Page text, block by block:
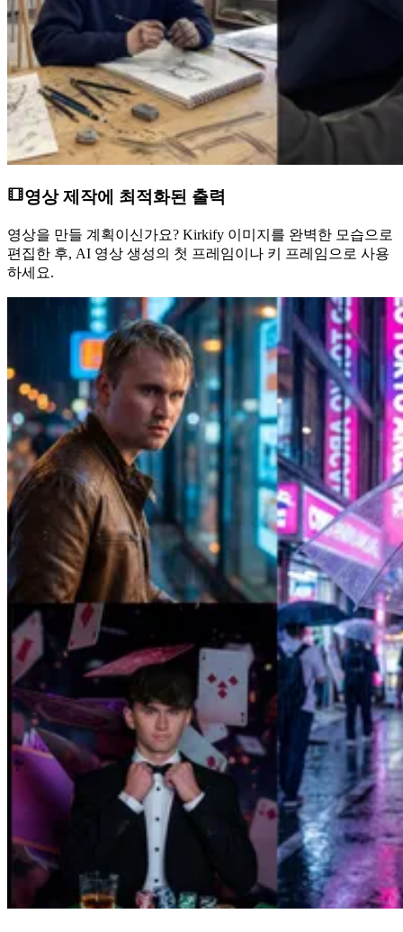
영상 제작에 최적화된 출력
영상을 만들 계획이신가요? Kirkify 이미지를 완벽한 모습으로
편집한 후, AI 영상 생성의 첫 프레임이나 키 프레임으로 사용
하세요.